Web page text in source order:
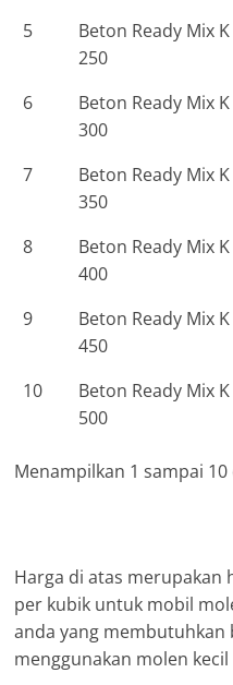
5
Beton Ready Mix K
250
6
Beton Ready Mix K
300
7
Beton Ready Mix K
350
8
Beton Ready Mix K
400
9
Beton Ready Mix K
450
10
Beton Ready Mix K
500
Menampilkan 1 sampai
Harga di atas merupakan
per kubik untuk mobil
anda yang
menggunakan molen